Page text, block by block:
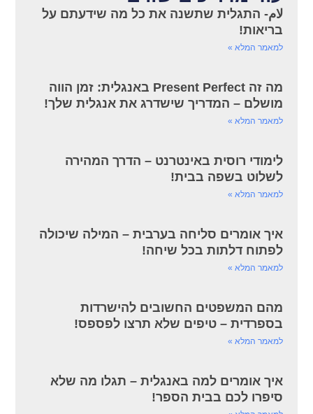
لام- התגלית שתשנה את כל מה שידעתם על
בריאות!
למאמר המלא »
מה זה Present Perfect באנגלית: זמן הווה
מושלם – המדריך שישדרג את אנגלית שלך!
למאמר המלא »
לימודי רוסית באינטרנט – הדרך המהירה
לשלוט בשפה בבית!
למאמר המלא »
איך אומרים סליחה בערבית – המילה שיכולה
לפתוח דלתות בכל שיחה!
למאמר המלא »
מהם המשפטים החשובים להישרדות
בספרדית – טיפים שלא תרצו לפספס!
למאמר המלא »
איך אומרים למה באנגלית – תגלו מה שלא
סיפרו לכם בבית הספר!